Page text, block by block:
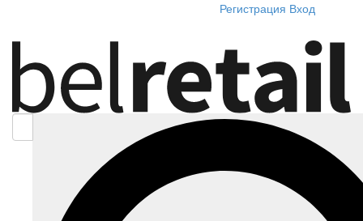
Регистрация Вход